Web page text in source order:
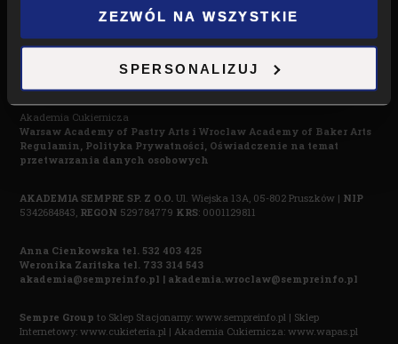
ZEZWÓL NA WSZYSTKIE
SPERSONALIZUJ
Nasze akademie wWarszawieiWrocławiuoferują nowoczesne sale
szkoleniowe, gdzie grupy od kilku do kilkudziesięciu osób zdobywają
wiedzę cukierniczą i lodziarską pod czujnym okiem doświadczonych i
Akademia Cukiernicza
Warsaw Academy of Pastry Arts iWroclaw Academy of Baker Arts
Regulamin, Polityka Prywatności, Oświadczenie na temat
przetwarzania danych osobowych
AKADEMIA SEMPRE SP. Z O.O. Ul. Wiejska 13A, 05-802 Pruszków | NIP
5342684843, REGON 529784779 KRS: 0001129811
Anna Cienkowska tel. 532 403 425
Weronika Zaritska tel. 733 314 543
akademia@sempreinfo.pl | akademia.wroclaw@sempreinfo.pl
Sempre Group to Sklep Stacjonarny:www.sempreinfo.pl | Sklep
Internetowy:www.cukieteria.pl | Akademia Cukiernicza:www.wapas.pl